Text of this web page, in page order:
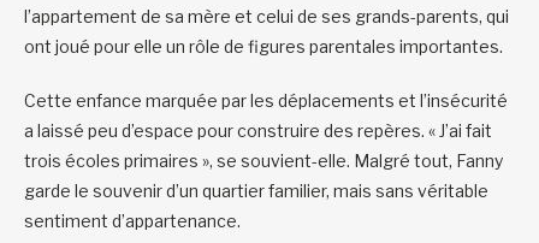
l’appartement de sa mère et celui de ses grands-parents, qui
ont joué pour elle un rôle de figures parentales importantes.
Cette enfance marquée par les déplacements et l’insécurité
a laissé peu d’espace pour construire des repères. « J’ai fait
trois écoles primaires », se souvient-elle. Malgré tout, Fanny
garde le souvenir d’un quartier familier, mais sans véritable
sentiment d’appartenance.